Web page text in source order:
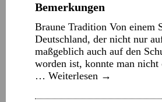
Bemerkungen
Braune Tradition Von einem
Deutschland, der nicht nur
maßgeblich auch auf den
worden ist, konnte man
… Weiterlesen →